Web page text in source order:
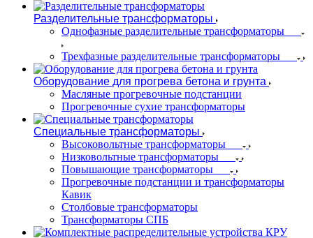
Разделительные трансформаторы
Однофазные разделительные трансформаторы
Трехфазные разделительные трансформаторы
Оборудование для прогрева бетона и грунта
Масляные прогревочные подстанции
Прогревочные сухие трансформаторы
Специальные трансформаторы
Высоковольтные трансформаторы
Низковольтные трансформаторы
Повышающие трансформаторы
Прогревочные подстанции и трансформаторы
Кавик
Столбовые трансформаторы
Трансформаторы СПБ